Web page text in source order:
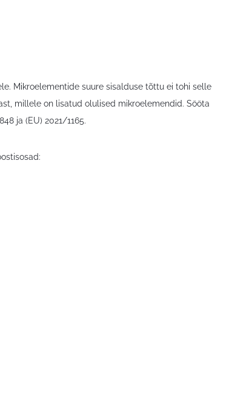
Mikroelementide suure sisalduse tõttu ei tohi selle
millele on lisatud olulised mikroelemendid. Sööta
ja (EU) 2021/1165.